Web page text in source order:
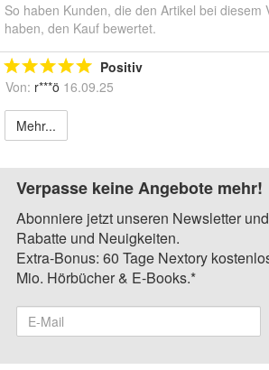
So haben Kunden, die den Artikel bei diesem
haben, den Kauf bewertet.
Positiv
Von: r***ö 16.09.25
Mehr...
Verpasse keine Angebote mehr!
Abonniere jetzt unseren Newsletter
Rabatte und Neuigkeiten.
Extra-Bonus: 60 Tage Nextory
Mio. Hörbücher & E-Books.*